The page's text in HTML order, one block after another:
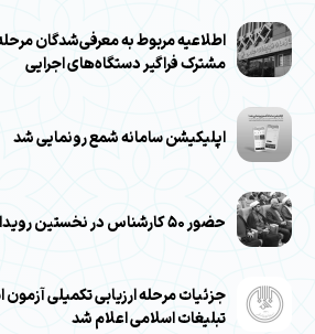
اطلاعیه مربوط به معرفی‌شدگان
مشترک فراگیر دستگاه‌های اجرایی
اپلیکیشن سامانه شمع رونمایی شد
حضور ۵۰ کارشناس در نخستین رویداد منطقه‌ای قرآنی
جزئیات مرحله ارزیابی تکمیلی
تبلیغات اسلامی اعلام شد